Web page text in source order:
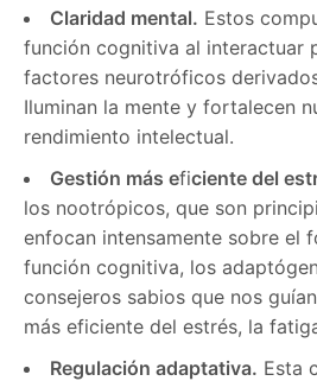
Claridad mental. Estos
función cognitiva al interactuar
factores neurotróficos
Iluminan la mente y fortalecen
rendimiento intelectual.
Gestión más eficiente del
los nootrópicos, que son
enfocan intensamente sobre el
función cognitiva, los
consejeros sabios que nos
más eficiente del estrés, la
Regulación adaptativa. Esta